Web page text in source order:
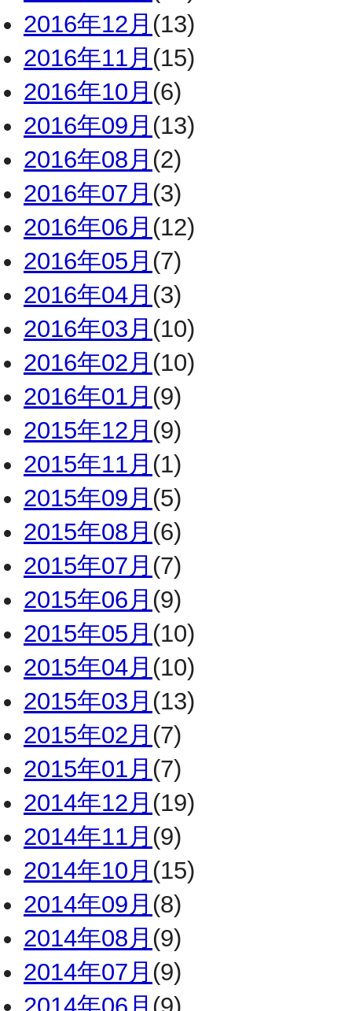
2016年12月 (13)
2016年11月 (15)
2016年10月 (6)
2016年09月 (13)
2016年08月 (2)
2016年07月 (3)
2016年06月 (12)
2016年05月 (7)
2016年04月 (3)
2016年03月 (10)
2016年02月 (10)
2016年01月 (9)
2015年12月 (9)
2015年11月 (1)
2015年09月 (5)
2015年08月 (6)
2015年07月 (7)
2015年06月 (9)
2015年05月 (10)
2015年04月 (10)
2015年03月 (13)
2015年02月 (7)
2015年01月 (7)
2014年12月 (19)
2014年11月 (9)
2014年10月 (15)
2014年09月 (8)
2014年08月 (9)
2014年07月 (9)